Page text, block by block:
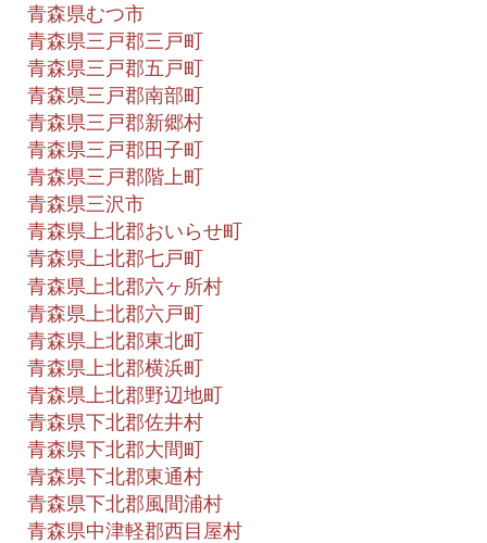
青森県むつ市
青森県三戸郡三戸町
青森県三戸郡五戸町
青森県三戸郡南部町
青森県三戸郡新郷村
青森県三戸郡田子町
青森県三戸郡階上町
青森県三沢市
青森県上北郡おいらせ町
青森県上北郡七戸町
青森県上北郡六ヶ所村
青森県上北郡六戸町
青森県上北郡東北町
青森県上北郡横浜町
青森県上北郡野辺地町
青森県下北郡佐井村
青森県下北郡大間町
青森県下北郡東通村
青森県下北郡風間浦村
青森県中津軽郡西目屋村